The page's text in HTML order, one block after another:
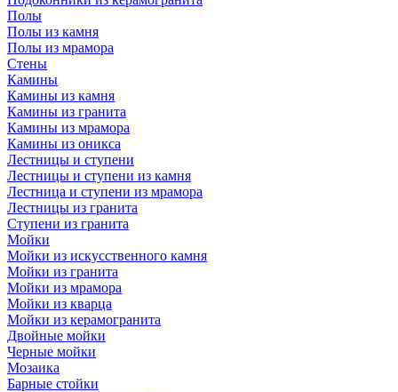
Полы
Полы из камня
Полы из мрамора
Стены
Камины
Камины из камня
Камины из гранита
Камины из мрамора
Камины из оникса
Лестницы и ступени
Лестницы и ступени из камня
Лестница и ступени из мрамора
Лестницы из гранита
Ступени из гранита
Мойки
Мойки из искусственного камня
Мойки из гранита
Мойки из мрамора
Мойки из кварца
Мойки из керамогранита
Двойные мойки
Черные мойки
Мозаика
Барные стойки